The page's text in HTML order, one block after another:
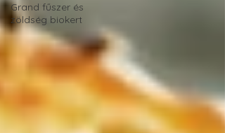
Grand fűszer és
zöldség biokert